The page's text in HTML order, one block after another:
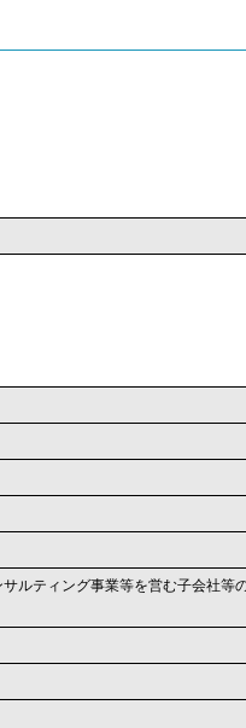
ルティング事業等を営む子会社等